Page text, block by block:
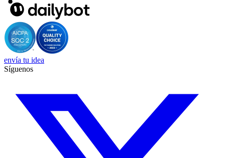
envía tu idea
Síguenos